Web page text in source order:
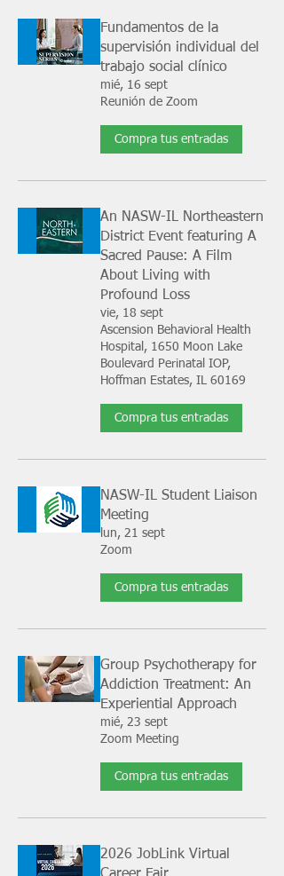
Fundamentos de la
supervisión individual del
trabajo social clínico
mié, 16 sept
Reunión de Zoom
Compra tus entradas
An NASW-IL Northeastern
District Event featuring A
Sacred Pause: A Film
About Living with
Profound Loss
vie, 18 sept
Ascension Behavioral Health
Hospital, 1650 Moon Lake
Boulevard Perinatal IOP,
Hoffman Estates, IL 60169
Compra tus entradas
NASW-IL Student Liaison
Meeting
lun, 21 sept
Zoom
Compra tus entradas
Group Psychotherapy for
Addiction Treatment: An
Experiential Approach
mié, 23 sept
Zoom Meeting
Compra tus entradas
2026 JobLink Virtual